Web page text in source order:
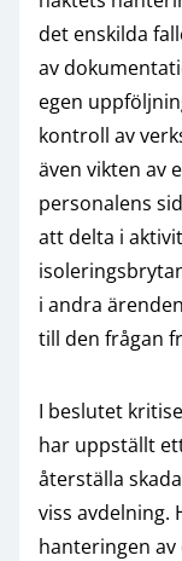
det enskilda
av
egen
kontroll av
även vikten av
personalens
att delta i
i andra
till den frågan
I beslutet
har uppställt
återställa
viss avdelning.
hanteringen